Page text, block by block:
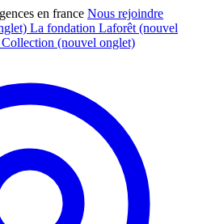
en france Nous rejoindre
La fondation Laforêt (nouvel
(nouvel onglet)